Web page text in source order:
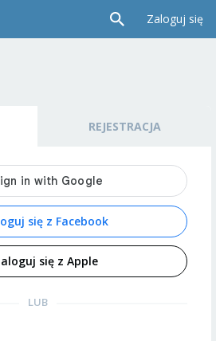
Zaloguj się
REJESTRACJA
się z Facebook
się z Apple
LUB